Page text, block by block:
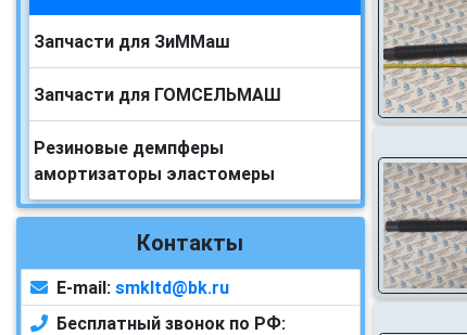
Запчасти для ЗиММаш
Запчасти для ГОМСЕЛЬМАШ
Резиновые демпферы
амортизаторы эластомеры
Контакты
E-mail: smkltd@bk.ru
Бесплатный звонок по РФ: